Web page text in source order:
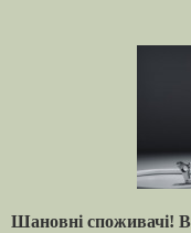
Шановні споживачі!